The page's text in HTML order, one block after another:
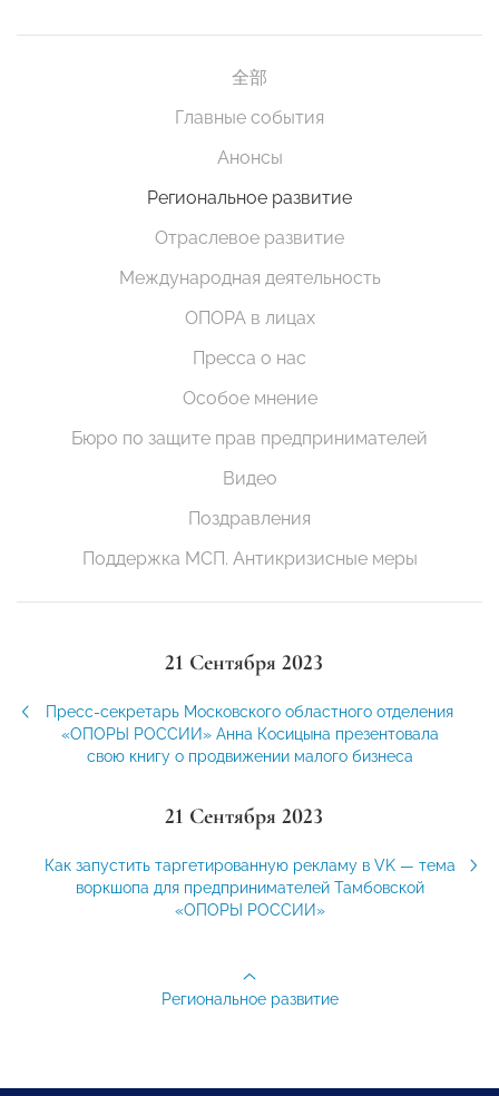
全部
Главные события
Анонсы
Региональное развитие
Отраслевое развитие
Международная деятельность
ОПОРА в лицах
Пресса о нас
Особое мнение
Бюро по защите прав предпринимателей
Видео
Поздравления
Поддержка МСП. Антикризисные меры
21 Сентября 2023
Пресс-секретарь Московского областного отделения
«ОПОРЫ РОССИИ» Анна Косицына презентовала
свою книгу о продвижении малого бизнеса
21 Сентября 2023
Как запустить таргетированную рекламу в VK — тема
воркшопа для предпринимателей Тамбовской
«ОПОРЫ РОССИИ»
Региональное развитие